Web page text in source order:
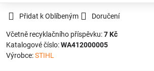
Přidat k Oblíbeným Doručení
Včetně recyklačního příspěvku:7 Kč
Katalogové číslo:WA412000005
Výrobce:STIHL